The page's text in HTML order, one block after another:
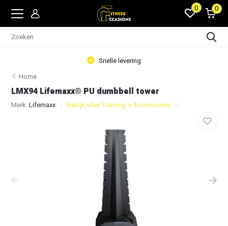
0 0
Snelle levering
Home
LMX94 Lifemaxx® PU dumbbell tower
Merk:Lifemaxx Bekijk alles Training' s Accessoires